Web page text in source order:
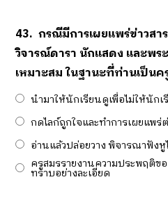
43. กรณีมีการเผยแพร่ข่าวส
วิจารณ์ดารา นักแสดง และพ
เหมาะสม ในฐานะที่ท่านเป็นค
นำมาให้นักเรียนดูเพื่อไม่ให้นัก
กดไลก์ถูกใจและทำการเผยแพ
อ่านแล้วปล่อยวาง พิจารณาฟังหู
ครูสมรรายงานความประพฤติข
ทราบอย่างละเอียด